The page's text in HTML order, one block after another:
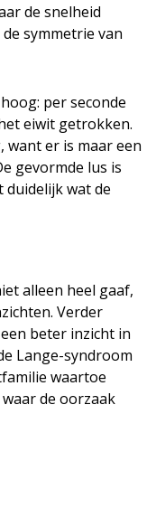
de snelheid
symmetrie van
per seconde
eiwit getrokken.
er is maar een
gevormde lus is
duidelijk wat de
alleen heel gaaf,
Verder
beter inzicht in
Lange-syndroom
waartoe
de oorzaak